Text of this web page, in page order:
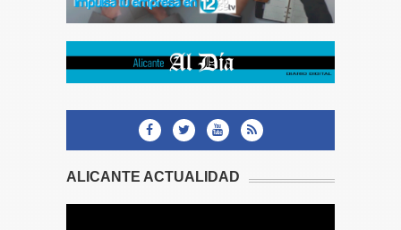
ALICANTE ACTUALIDAD